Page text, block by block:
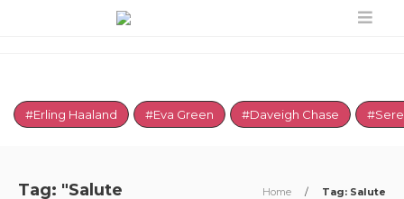
#Erling Haaland #Eva Green #Daveigh Chase
Tag: "Salute
Home /
Tag: Salute